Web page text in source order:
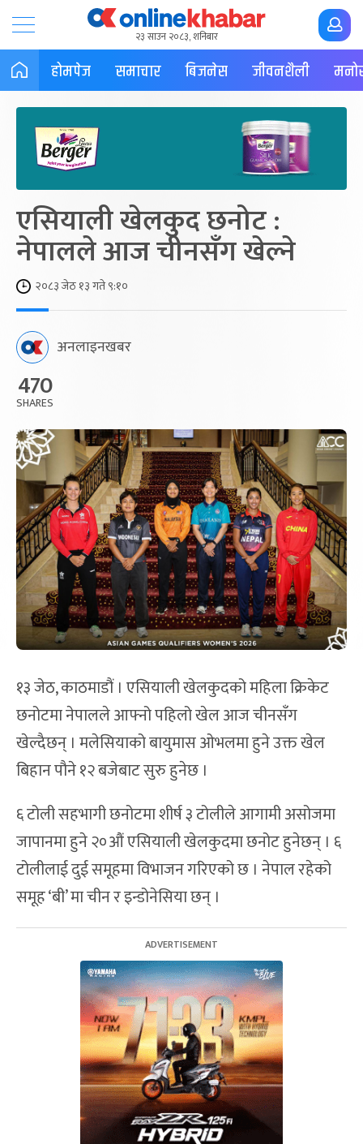
२३ साउन २०८३, शनिबार
होमपेज समाचार बिजनेस जीवनशैली
एसियाली खेलकुद छनोट :
नेपालले आज चीनसँग खेल्ने
२०८३ जेठ १३ गते ९:१०
अनलाइनखबर
470
SHARES
१३ जेठ, काठमाडौं । एसियाली खेलकुदको महिला क्रिकेट
छनोटमा नेपालले आफ्नो पहिलो खेल आज चीनसँग
खेल्दैछन् । मलेसियाको बायुमास ओभलमा हुने उक्त खेल
बिहान पौने १२ बजेबाट सुरु हुनेछ ।
६ टोली सहभागी छनोटमा शीर्ष ३ टोलीले आगामी असोजमा
जापानमा हुने २०औं एसियाली खेलकुदमा छनोट हुनेछन् । ६
टोलीलाई दुई समूहमा विभाजन गरिएको छ । नेपाल रहेको
समूह ‘बी’ मा चीन र इन्डोनेसिया छन् ।